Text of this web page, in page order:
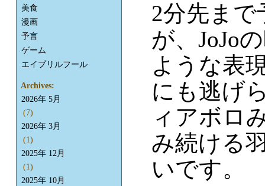
2分先ま
が、JoJo
ような表
にも逃げ
ィアボロ
み続ける
いです。
美食
漫画
予言
ゲーム
エイプリルフール
Archives:
2026年 5月
(7)
2026年 3月
(1)
2025年 12月
(1)
2025年 10月